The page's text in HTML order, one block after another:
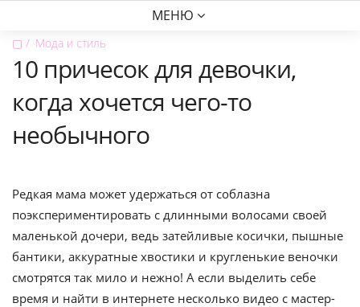
МЕНЮ
▢ Мода и стиль
10 причесок для девочки,
когда хочется чего-то
необычного
Редкая мама может удержаться от соблазна
поэкспериментировать с длинными волосами своей
маленькой дочери, ведь затейливые косички, пышные
бантики, аккуратные хвостики и кругленькие веночки
смотрятся так мило и нежно! А если выделить себе
время и найти в интернете несколько видео с мастер-